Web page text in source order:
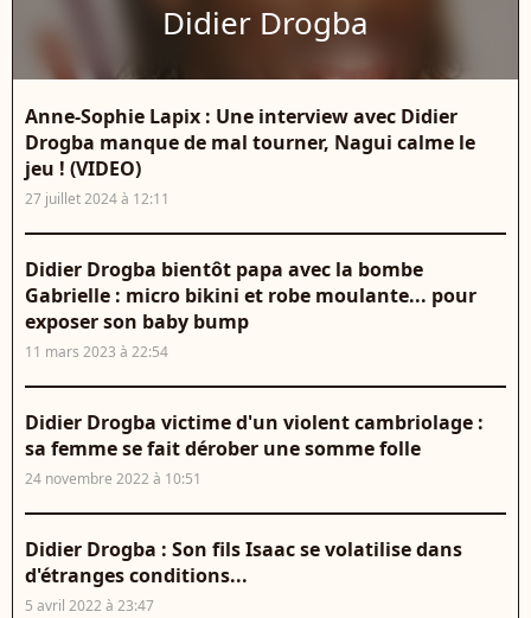
Didier Drogba
Anne-Sophie Lapix : Une interview avec Didier
Drogba manque de mal tourner, Nagui calme le
jeu ! (VIDEO)
27 juillet 2024 à 12:11
Didier Drogba bientôt papa avec la bombe
Gabrielle : micro bikini et robe moulante... pour
exposer son baby bump
11 mars 2023 à 22:54
Didier Drogba victime d'un violent cambriolage :
sa femme se fait dérober une somme folle
24 novembre 2022 à 10:51
Didier Drogba : Son fils Isaac se volatilise dans
d'étranges conditions...
5 avril 2022 à 23:47